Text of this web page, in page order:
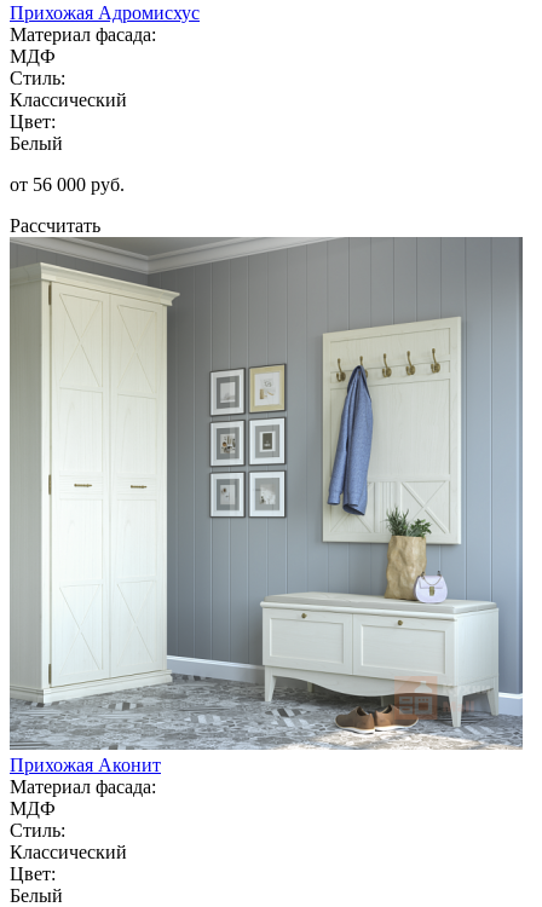
Прихожая Адромисхус
Материал фасада:
МДФ
Стиль:
Классический
Цвет:
Белый
от 56 000 руб.
Рассчитать
Прихожая Аконит
Материал фасада:
МДФ
Стиль:
Классический
Цвет:
Белый